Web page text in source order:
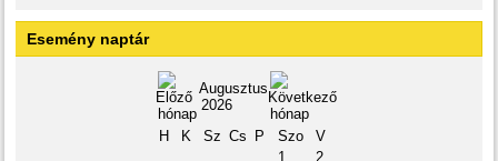
Esemény naptár
Augusztus
2026
H
K Sz Cs P Szo
V
1
2